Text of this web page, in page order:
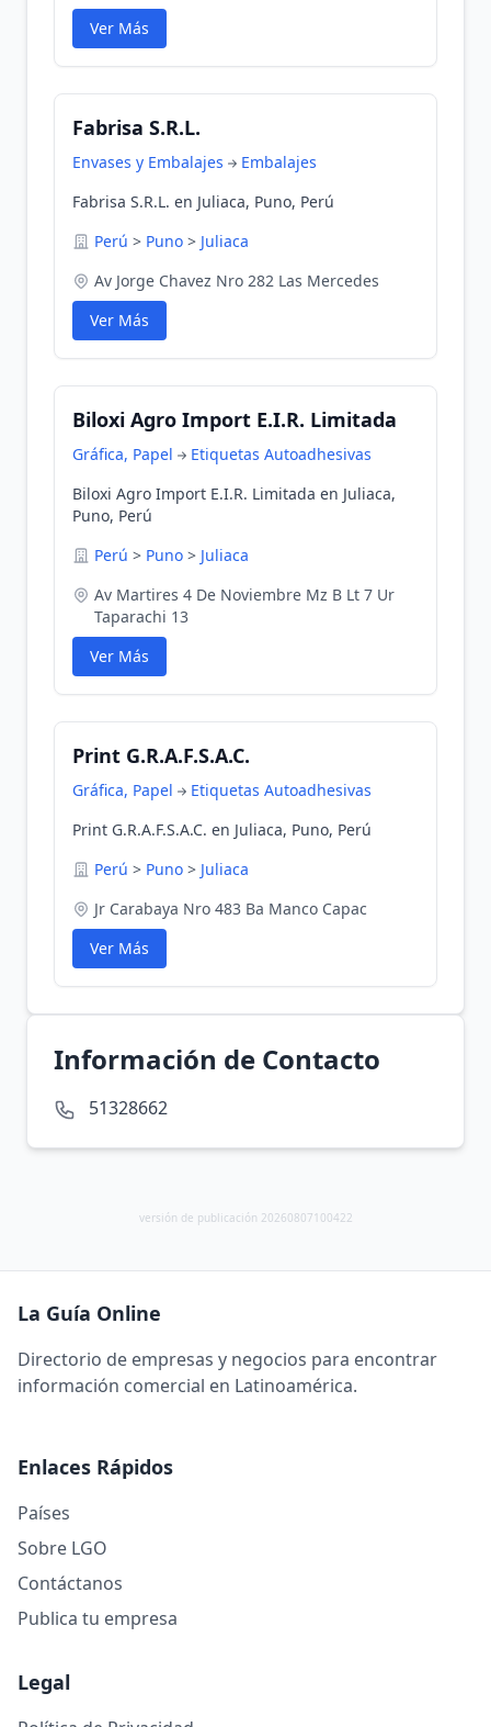
Ver Más
Fabrisa S.R.L.
Envases y Embalajes
Embalajes
Fabrisa S.R.L. en Juliaca, Puno, Perú
Perú > Puno > Juliaca
Av Jorge Chavez Nro 282 Las Mercedes
Ver Más
Biloxi Agro Import E.I.R. Limitada
Gráfica, Papel
Etiquetas Autoadhesivas
Biloxi Agro Import E.I.R. Limitada en Juliaca,
Puno, Perú
Perú > Puno > Juliaca
Av Martires 4 De Noviembre Mz B Lt 7 Ur
Taparachi 13
Ver Más
Print G.R.A.F.S.A.C.
Gráfica, Papel
Etiquetas Autoadhesivas
Print G.R.A.F.S.A.C. en Juliaca, Puno, Perú
Perú > Puno > Juliaca
Jr Carabaya Nro 483 Ba Manco Capac
Ver Más
Información de Contacto
51328662
versión de publicación 20260807100422
La Guía Online
Directorio de empresas y negocios para encontrar
información comercial en Latinoamérica.
Enlaces Rápidos
Países
Sobre LGO
Contáctanos
Publica tu empresa
Legal